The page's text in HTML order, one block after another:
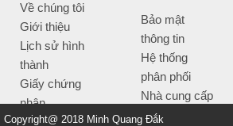
Về chúng tôi
Giới thiệu
Lịch sử hình
thành
Giấy chứng
nhận
Bảo mật
thông tin
Hệ thống
phân phối
Nhà cung cấp
Tiêu chí bán
Copyright@ 2018 Minh Quang Đắk